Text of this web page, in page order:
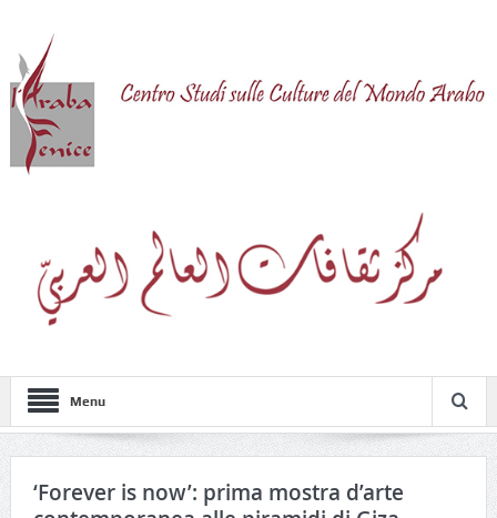
Menu
‘Forever is now’: prima mostra d’arte